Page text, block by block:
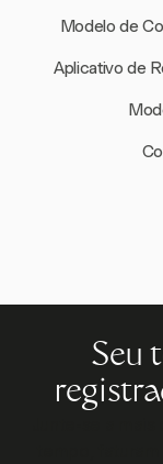
Modelo de
Aplicativo de
Seu